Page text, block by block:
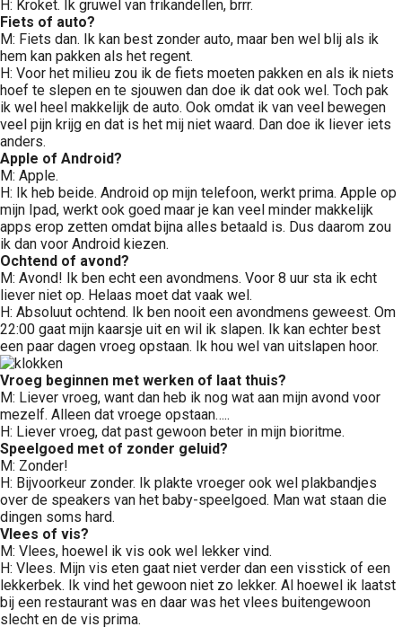
H: Kroket. Ik gruwel van frikandellen, brrr.
Fiets of auto?
M: Fiets dan. Ik kan best zonder auto, maar ben wel blij als ik
hem kan pakken als het regent.
H: Voor het milieu zou ik de fiets moeten pakken en als ik niets
hoef te slepen en te sjouwen dan doe ik dat ook wel. Toch pak
ik wel heel makkelijk de auto. Ook omdat ik van veel bewegen
veel pijn krijg en dat is het mij niet waard. Dan doe ik liever iets
anders.
Apple of Android?
M: Apple.
H: Ik heb beide. Android op mijn telefoon, werkt prima. Apple op
mijn Ipad, werkt ook goed maar je kan veel minder makkelijk
apps erop zetten omdat bijna alles betaald is. Dus daarom zou
ik dan voor Android kiezen.
Ochtend of avond?
M: Avond! Ik ben echt een avondmens. Voor 8 uur sta ik echt
liever niet op. Helaas moet dat vaak wel.
H: Absoluut ochtend. Ik ben nooit een avondmens geweest. Om
22:00 gaat mijn kaarsje uit en wil ik slapen. Ik kan echter best
een paar dagen vroeg opstaan. Ik hou wel van uitslapen hoor.
Vroeg beginnen met werken of laat thuis?
M: Liever vroeg, want dan heb ik nog wat aan mijn avond voor
mezelf. Alleen dat vroege opstaan…..
H: Liever vroeg, dat past gewoon beter in mijn bioritme.
Speelgoed met of zonder geluid?
M: Zonder!
H: Bijvoorkeur zonder. Ik plakte vroeger ook wel plakbandjes
over de speakers van het baby-speelgoed. Man wat staan die
dingen soms hard.
Vlees of vis?
M: Vlees, hoewel ik vis ook wel lekker vind.
H: Vlees. Mijn vis eten gaat niet verder dan een visstick of een
lekkerbek. Ik vind het gewoon niet zo lekker. Al hoewel ik laatst
bij een restaurant was en daar was het vlees buitengewoon
slecht en de vis prima.